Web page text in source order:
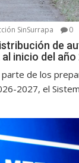
SinSurrapa 0
de
inicio del
parte de los
2027, el